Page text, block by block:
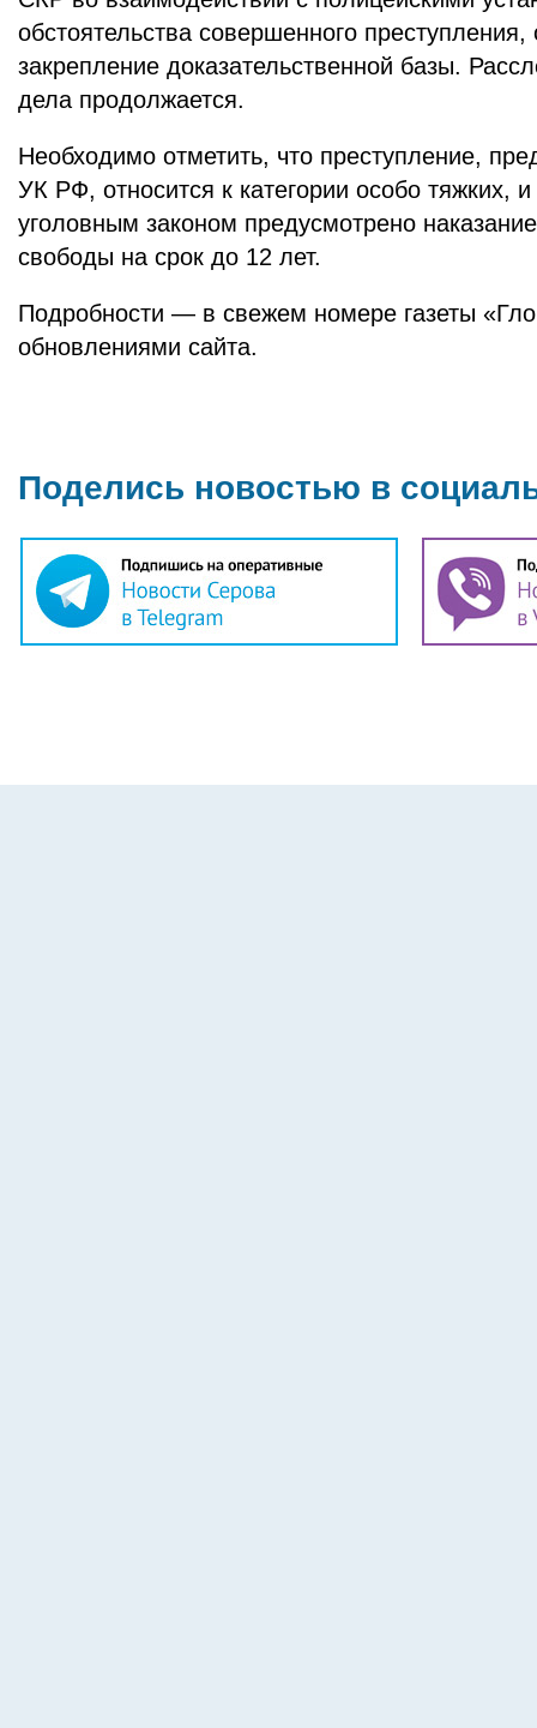
обстоятельства совершенного
закрепление доказательственной базы.
дела продолжается.
Необходимо отметить, что преступление,
УК РФ, относится к категории особо тяжких,
уголовным законом предусмотрено
свободы на срок до 12 лет.
Подробности — в свежем номере газеты
обновлениями сайта.
Поделись новостью в